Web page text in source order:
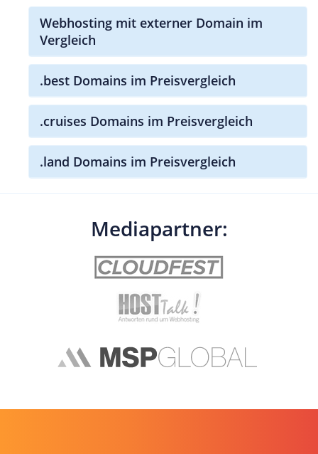
Webhosting mit externer Domain im
Vergleich
.best Domains im Preisvergleich
.cruises Domains im Preisvergleich
.land Domains im Preisvergleich
Mediapartner: